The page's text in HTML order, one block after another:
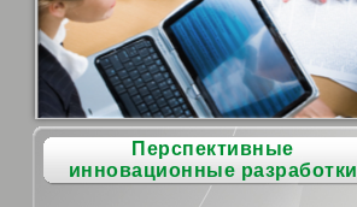
Перспективные
инновационные разработки